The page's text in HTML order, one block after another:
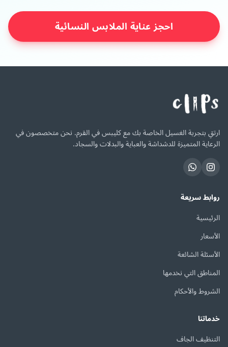
احجز عناية الملابس النسائية
ارتقِ بتجربة الغسيل الخاصة بك مع كليبس في القرم. نحن متخصصون في
الرعاية المتميزة للدشداشة والعباية والبدلات والسجاد.
روابط سريعة
الرئيسية
الأسعار
الأسئلة الشائعة
المناطق التي نخدمها
الشروط والأحكام
خدماتنا
التنظيف الجاف